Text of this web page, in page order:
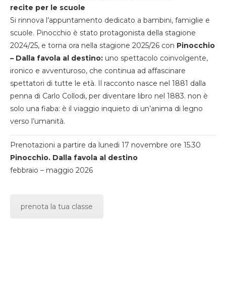
recite per le scuole
Si rinnova l’appuntamento dedicato a bambini, famiglie e
scuole. Pinocchio è stato protagonista della stagione
2024/25, e torna ora nella stagione 2025/26 con Pinocchio
– Dalla favola al destino: uno spettacolo coinvolgente,
ironico e avventuroso, che continua ad affascinare
spettatori di tutte le età. Il racconto nasce nel 1881 dalla
penna di Carlo Collodi, per diventare libro nel 1883. non è
solo una fiaba: è il viaggio inquieto di un’anima di legno
verso l’umanità.
Prenotazioni a partire da lunedi 17 novembre ore 15.30
Pinocchio. Dalla favola al destino
febbraio – maggio 2026
prenota la tua classe